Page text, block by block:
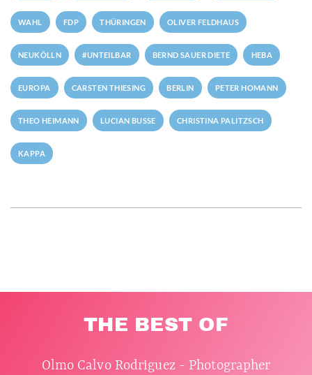
WAHL FDP THÜRINGEN OLIVER FELDHAUS
NEUKÖLLN #UNTEILBAR BERND SAUER DIETE HEBA
EUROPA CARSTEN THIESING BERLIN PETER HOMANN
THEO HEIMANN LUCIAN BUSSE CHRISTINA PALITZSCH
KAPPA
THE BEST OF
Olmo Calvo Rodriguez - Photographer